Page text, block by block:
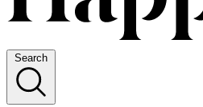
Search